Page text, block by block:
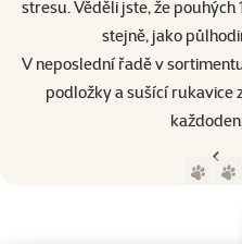
stresu. Věděli jste, že
stejně, jako
V neposlední řadě v
podložky a sušící rukavice